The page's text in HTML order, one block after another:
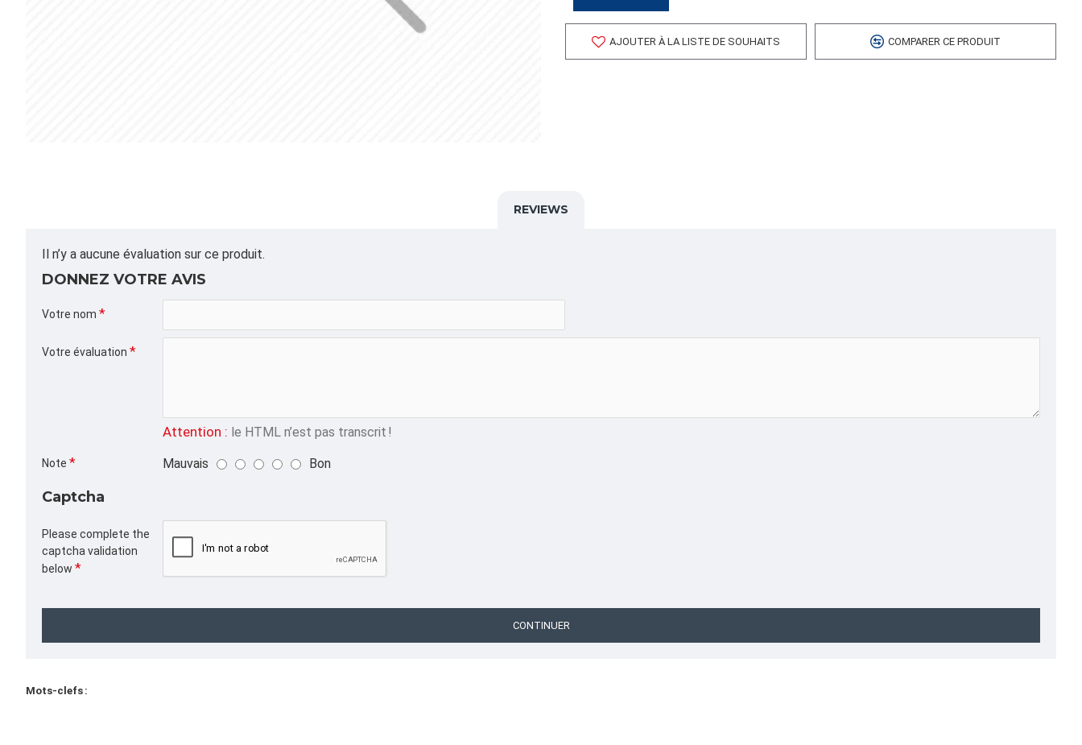
FORMAT DE PALETTE
Quantité par palette: 0.00
Dimension/pallet:
AJOUTER À LA LISTE DE SOUHAITS COMPARER CE PRODUIT
REVIEWS
Il n’y a aucune évaluation sur ce produit.
DONNEZ VOTRE AVIS
Votre nom
Votre évaluation
Attention : le HTML n’est pas transcrit !
Note Mauvais Bon
Captcha
Please complete the
captcha validation
below
CONTINUER
Mots-clefs :